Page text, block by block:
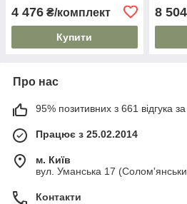
Замок на ключах. Чорні
4 476 ₴/комплект
Купити
8 504
Про нас
95% позитивних з 661 відгука за
Працює з 25.02.2014
м. Київ
вул. Уманська 17
Контакти